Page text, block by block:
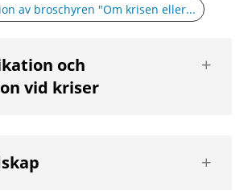
av broschyren "Om krisen eller...
och
vid kriser
nästa
nästa